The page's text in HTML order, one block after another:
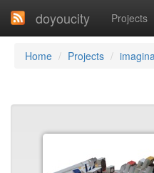
doyoucity Projects
Home Projects